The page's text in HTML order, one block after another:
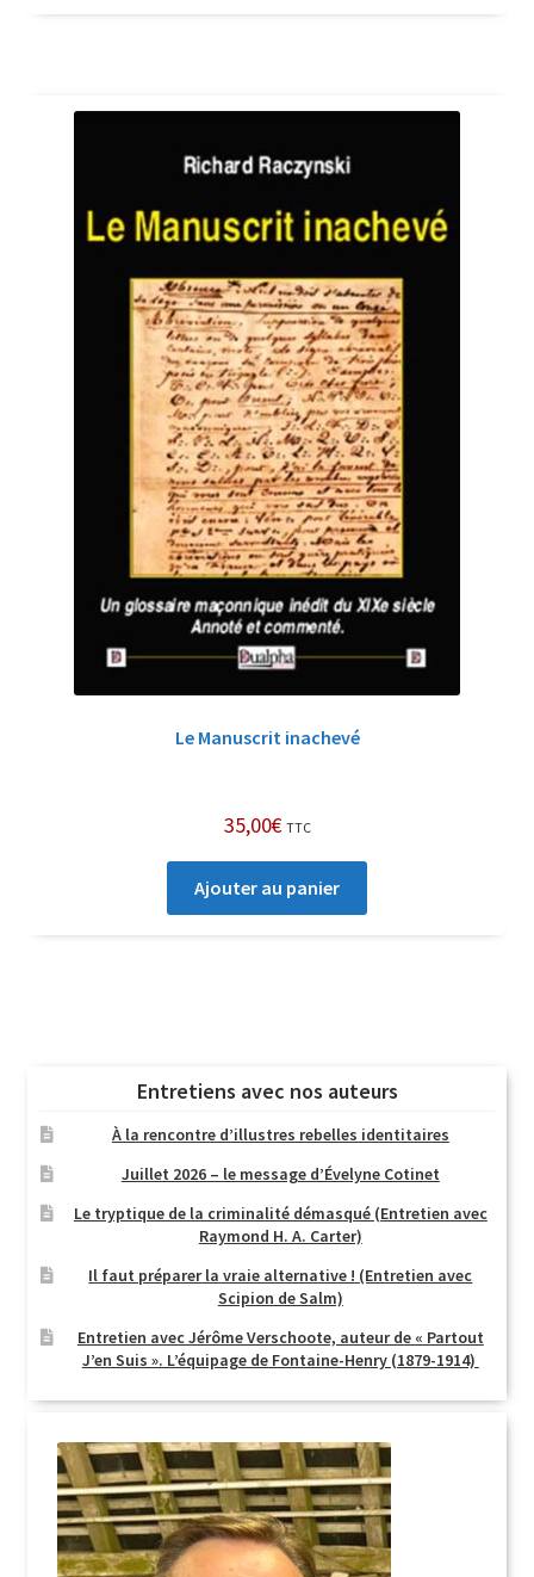
Le Manuscrit inachevé
35,00€ TTC
Ajouter au panier
Entretiens avec nos auteurs
À la rencontre d’illustres rebelles identitaires
Juillet 2026 – le message d’Évelyne Cotinet
Le tryptique de la criminalité démasqué (Entretien avec
Raymond H. A. Carter)
Il faut préparer la vraie alternative ! (Entretien avec
Scipion de Salm)
Entretien avec Jérôme Verschoote, auteur de « Partout
J’en Suis ». L’équipage de Fontaine-Henry (1879-1914)